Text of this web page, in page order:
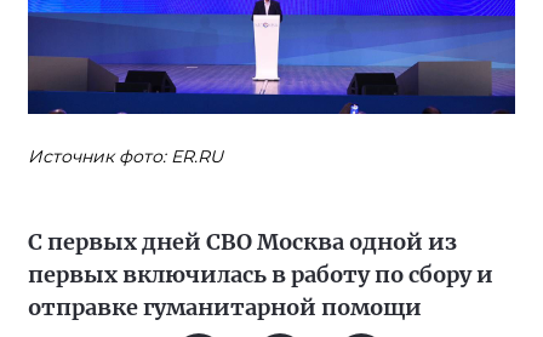
Источник фото: ER.RU
С первых дней СВО Москва одной из
первых включилась в работу по сбору и
отправке гуманитарной помощи